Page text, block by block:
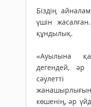
Біздің
үшін
құндылық.
«Ауылына
дегендей, әр
сәулетті
көшенің, әр